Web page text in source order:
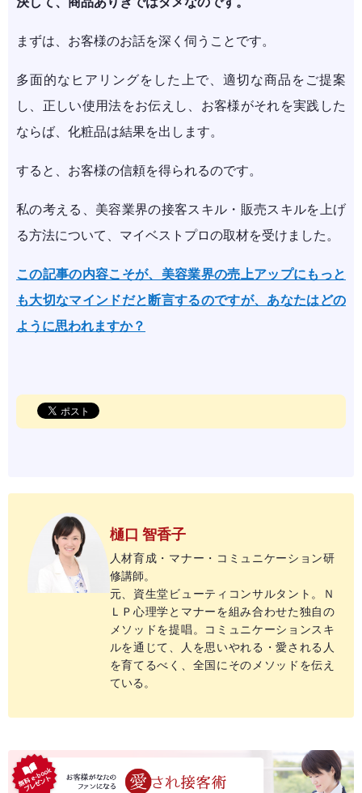
まずは、お客様のお話を深く伺うことです。
多面的なヒアリングをした上で、適切な商品をご提案
し、正しい使用法をお伝えし、お客様がそれを実践した
ならば、化粧品は結果を出します。
すると、お客様の信頼を得られるのです。
私の考える、美容業界の接客スキル・販売スキルを上げ
る方法について、マイベストプロの取材を受けました。
この記事の内容こそが、美容業界の売上アップにもっと
も大切なマインドだと断言するのですが、あなたはどの
ように思われますか？
樋口 智香子
人材育成・マナー・コミュニケーション研
修講師。
元、資生堂ビューティコンサルタント。Ｎ
ＬＰ心理学とマナーを組み合わせた独自の
メソッドを提唱。コミュニケーションスキ
ルを通じて、人を思いやれる・愛される人
を育てるべく、全国にそのメソッドを伝え
ている。